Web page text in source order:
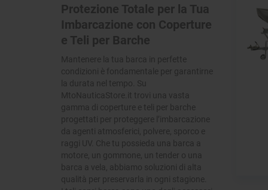
Protezione Totale per la Tua
Imbarcazione con Coperture
e Teli per Barche
Mantenere la tua barca in perfette
condizioni è fondamentale per garantirne
la durata nel tempo. Su
MtoNauticaStore.it trovi una vasta
gamma di coperture e teli per barche
progettati per proteggere l’imbarcazione
da agenti atmosferici, polvere, sporco e
raggi UV. Che tu possieda una barca a
motore, un gommone, un tender o una
barca a vela, abbiamo soluzioni di alta
qualità per preservarla in ogni stagione.